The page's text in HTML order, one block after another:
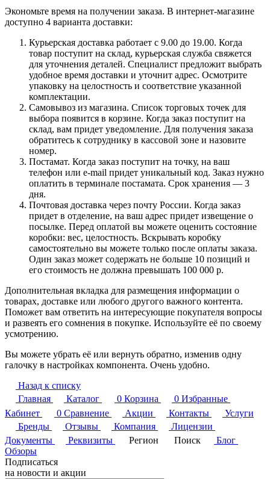
Экономьте время на получении заказа. В интернет-магазине
доступно 4 варианта доставки:
Курьерская доставка работает с 9.00 до 19.00. Когда
товар поступит на склад, курьерская служба свяжется
для уточнения деталей. Специалист предложит выбрать
удобное время доставки и уточнит адрес. Осмотрите
упаковку на целостность и соответствие указанной
комплектации.
Самовывоз из магазина. Список торговых точек для
выбора появится в корзине. Когда заказ поступит на
склад, вам придет уведомление. Для получения заказа
обратитесь к сотруднику в кассовой зоне и назовите
номер.
Постамат. Когда заказ поступит на точку, на ваш
телефон или e-mail придет уникальный код. Заказ нужно
оплатить в терминале постамата. Срок хранения — 3
дня.
Почтовая доставка через почту России. Когда заказ
придет в отделение, на ваш адрес придет извещение о
посылке. Перед оплатой вы можете оценить состояние
коробки: вес, целостность. Вскрывать коробку
самостоятельно вы можете только после оплаты заказа.
Один заказ может содержать не больше 10 позиций и
его стоимость не должна превышать 100 000 р.
Дополнительная вкладка для размещения информации о
товарах, доставке или любого другого важного контента.
Поможет вам ответить на интересующие покупателя вопросы
и развеять его сомнения в покупке. Используйте её по своему
усмотрению.
Вы можете убрать её или вернуть обратно, изменив одну
галочку в настройках компонента. Очень удобно.
Назад к списку
Главная
Каталог 0 Корзина 0 Избранные
Кабинет
0 Сравнение Акции Контакты
Услуги
Бренды
Отзывы Компания
Лицензии
Документы
Реквизиты Регион Поиск
Блог
Обзоры
Подписаться
на новости и акции